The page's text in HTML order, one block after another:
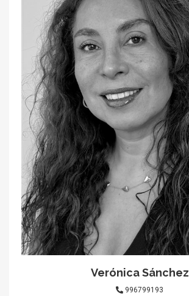
Verónica Sánchez
996799193